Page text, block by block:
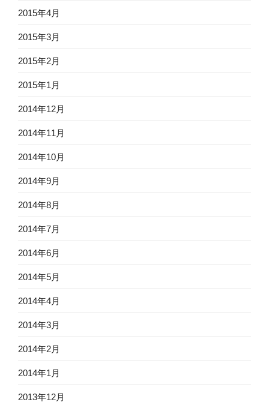
2015年4月
2015年3月
2015年2月
2015年1月
2014年12月
2014年11月
2014年10月
2014年9月
2014年8月
2014年7月
2014年6月
2014年5月
2014年4月
2014年3月
2014年2月
2014年1月
2013年12月